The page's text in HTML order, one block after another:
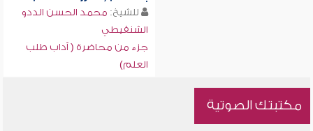
للشيخ: محمد الحسن الددو
الشنقيطي
جزء من محاضرة ( آداب طلب
العلم)
مكتبتك الصوتية